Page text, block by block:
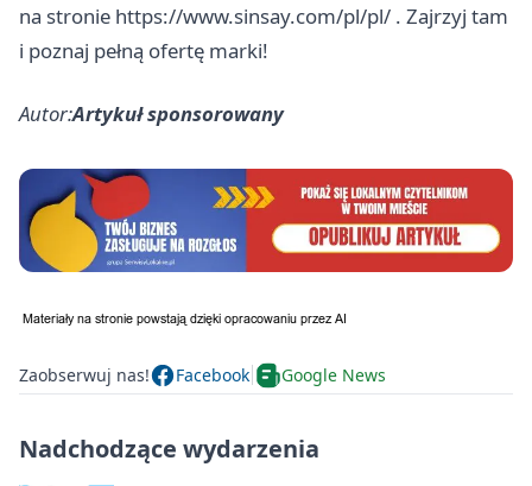
na stronie https://www.sinsay.com/pl/pl/ . Zajrzyj tam
i poznaj pełną ofertę marki!
Autor:Artykuł sponsorowany
Zaobserwuj nas! Facebook Google News
Nadchodzące wydarzenia